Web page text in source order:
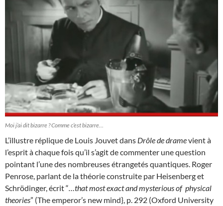
Moi j’ai dit bizarre ? Comme c’est bizarre…
L’illustre réplique de Louis Jouvet dans Drôle de dramevient à
l’esprit à chaque fois qu’il s’agit de commenter une question
pointant l’une des nombreuses étrangetés quantiques. Roger
Penrose, parlant de la théorie construite par Heisenberg et
Schrödinger, écrit “ …that most exact and mysterious of physical
theories” (The emperor’s new mind}, p. 292 (Oxford University